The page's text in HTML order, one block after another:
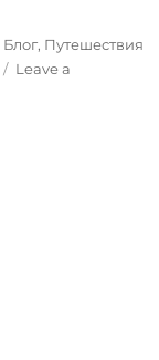
Блог, Путешествия
Leave a